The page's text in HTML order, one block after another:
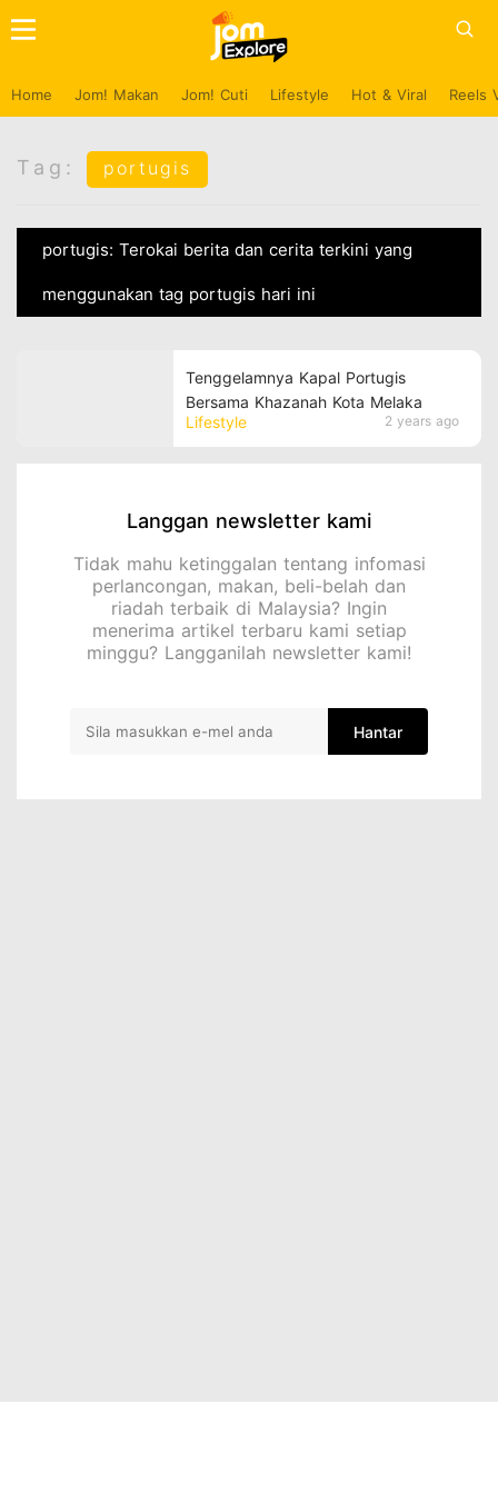
Home Jom! Makan Jom! Cuti Lifestyle Hot & Viral Reels
Tag: portugis
portugis: Terokai berita dan cerita terkini yang
menggunakan tag portugis hari ini
Lifestyle 2 years ago
Tenggelamnya Kapal Portugis
Bersama Khazanah Kota Melaka
Langgan newsletter kami
Tidak mahu ketinggalan tentang infomasi
perlancongan, makan, beli-belah dan
riadah terbaik di Malaysia? Ingin
menerima artikel terbaru kami setiap
minggu? Langganilah newsletter kami!
Hantar